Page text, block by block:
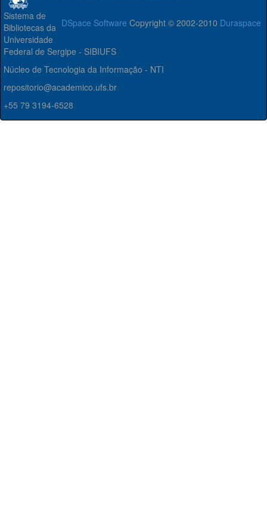
DSpace Software Copyright © 2002-2010 Duraspace
Sistema de
Bibliotecas da
Universidade
Federal de Sergipe - SIBIUFS
Núcleo de Tecnologia da Informação - NTI
repositorio@academico.ufs.br
+55 79 3194-6528